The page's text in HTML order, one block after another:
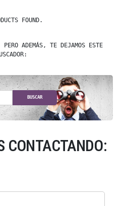
FOUND.
ADEMÁS, TE DEJAMOS ESTE
BUSCAR
CONTACTANDO: